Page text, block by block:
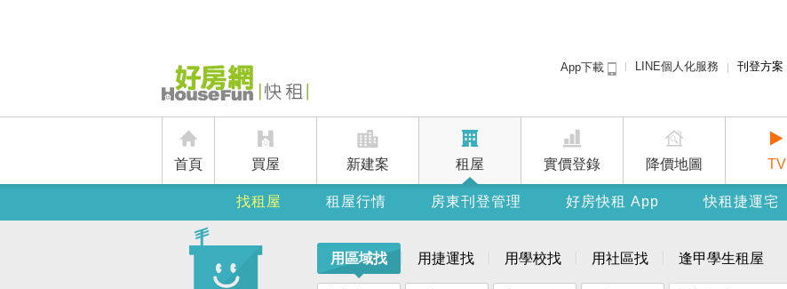
App下載 LINE個人化服務 刊登方案
賣屋刊登
廣告刊登
首頁 買屋 新建案 租屋 實價登錄 降價地圖 TV
找租屋 租屋行情 房東刊登管理 好房快租 App 快租捷運宅
用區域找 用捷運找 用學校找 用社區找 逢甲學生租屋